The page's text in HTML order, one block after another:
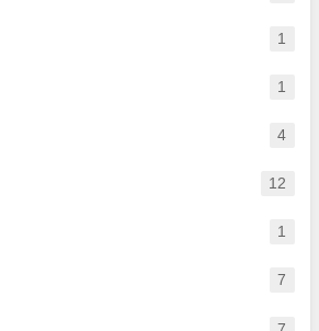
1
1
4
12
1
7